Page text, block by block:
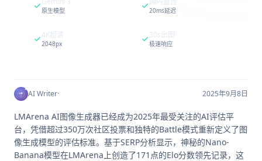
原生模型 20ms延迟
4K超清
2048px
30s出图
极速响应
AI Writer· 2025年9月8日
LMArena AI图像生成器已经成为2025年最受关注的AI评估平
台，凭借超过350万次社区投票和独特的Battle模式重新定义了图
像生成模型的评估标准。基于SERP分析显示，神秘的Nano-
Banana模型在LMArena上创造了171点的Elo分数领先记录，这